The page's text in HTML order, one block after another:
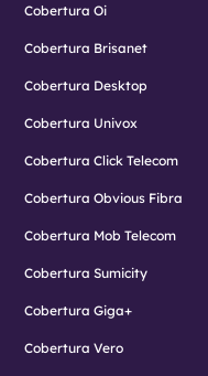
Cobertura Oi
Cobertura Brisanet
Cobertura Desktop
Cobertura Univox
Cobertura Click Telecom
Cobertura Obvious Fibra
Cobertura Mob Telecom
Cobertura Sumicity
Cobertura Giga+
Cobertura Vero